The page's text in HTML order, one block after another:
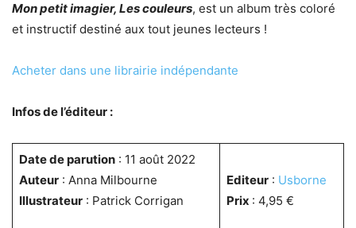
Mon petit imagier, Les couleurs, est un album très coloré
et instructif destiné aux tout jeunes lecteurs !
Acheter dans une librairie indépendante
Infos de l’éditeur :
Date de parution: 11 août 2022
Auteur: Anna Milbourne
Illustrateur: Patrick Corrigan
Editeur: Usborne
Prix : 4,95 €